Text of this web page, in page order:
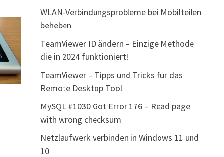
WLAN-Verbindungsprobleme bei Mobilteilen
beheben
TeamViewer ID ändern – Einzige Methode
die in 2024 funktioniert!
TeamViewer – Tipps und Tricks für das
Remote Desktop Tool
MySQL #1030 Got Error 176 – Read page
with wrong checksum
Netzlaufwerk verbinden in Windows 11 und
10